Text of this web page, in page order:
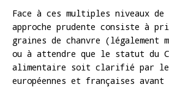
Face à ces multiples niveaux
approche prudente consiste à
graines de chanvre (légalement
ou à attendre que le statut du
alimentaire soit clarifié par
européennes et françaises